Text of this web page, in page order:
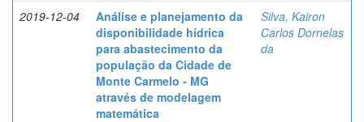
2019-12-04
Análise e planejamento da
disponibilidade hídrica
para abastecimento da
população da Cidade de
Monte Carmelo - MG
através de modelagem
matemática
Silva, Kairon
Carlos Dornelas
da